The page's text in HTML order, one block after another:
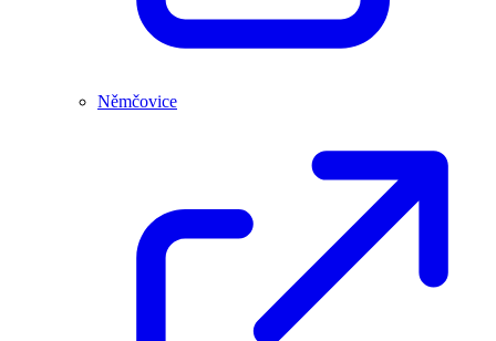
Němčovice